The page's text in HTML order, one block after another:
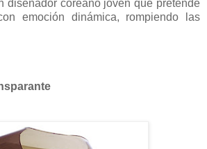
diseñador coreano jóven que pretende
emoción dinámica, rompiendo las